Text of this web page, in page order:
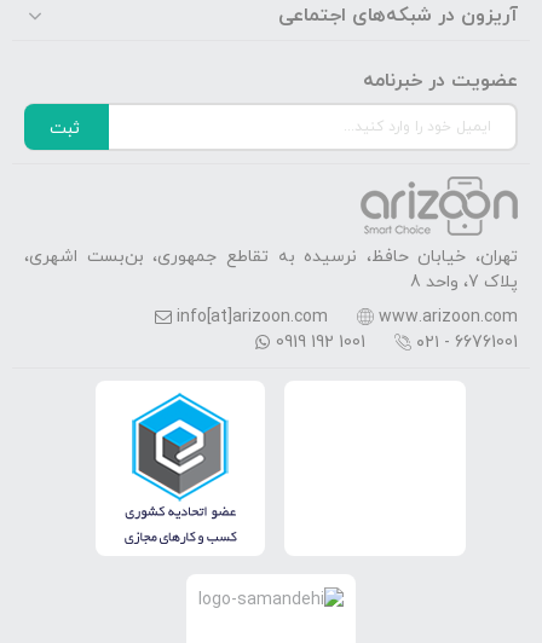
آریزون در شبکه‌های اجتماعی
عضویت در خبرنامه
ثبت
تهران، خیابان حافظ، نرسیده به تقاطع جمهوری، بن‌بست اشهری،
پلاک 7، واحد 8
www.arizoon.com
info[at]arizoon.com
۰۲۱ - 66761001
0919 192 1001